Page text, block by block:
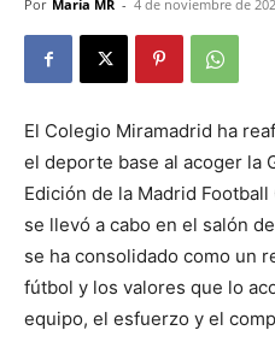
Por María MR - 4 de noviembre de
El Colegio Miramadrid ha
el deporte base al acoger la
Edición de la Madrid
se llevó a cabo en el salón
se ha consolidado como un
fútbol y los valores que lo
equipo, el esfuerzo y el